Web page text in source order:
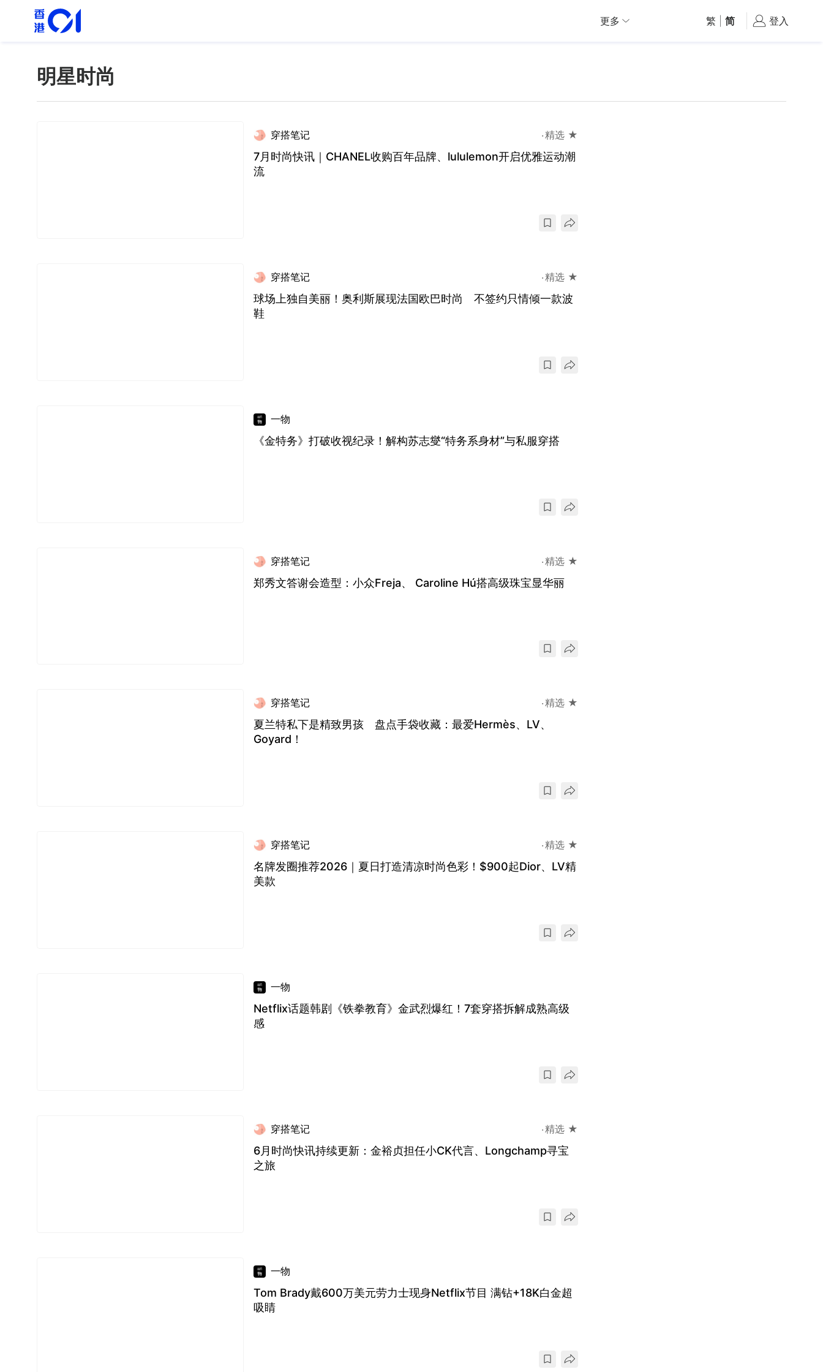
更多 繁 简 登入
明星时尚
穿搭笔记 精选 ★
7月时尚快讯｜CHANEL收购百年品牌、lululemon开启优雅运动潮
流
穿搭笔记 精选 ★
球场上独自美丽！奥利斯展现法国欧巴时尚 不签约只情倾一款波
鞋
一物
《金特务》打破收视纪录！解构苏志燮“特务系身材”与私服穿搭
穿搭笔记 精选 ★
郑秀文答谢会造型：小众Freja、 Caroline Hú搭高级珠宝显华丽
穿搭笔记 精选 ★
夏兰特私下是精致男孩 盘点手袋收藏：最爱Hermès、LV、
Goyard！
穿搭笔记 精选 ★
名牌发圈推荐2026｜夏日打造清凉时尚色彩！$900起Dior、LV精
美款
一物
Netflix话题韩剧《铁拳教育》金武烈爆红！7套穿搭拆解成熟高级
感
穿搭笔记 精选 ★
6月时尚快讯持续更新：金裕贞担任小CK代言、Longchamp寻宝
之旅
一物
Tom Brady戴600万美元劳力士现身Netflix节目 满钻+18K白金超
吸睛